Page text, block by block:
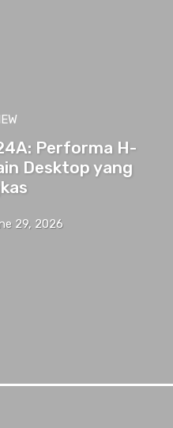
Performa H-
Desktop yang
29, 2026